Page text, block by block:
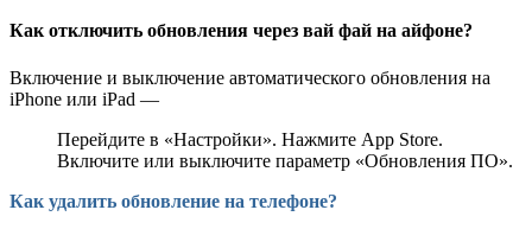
Как отключить обновления через вай фай на айфоне?
Включение и выключение автоматического обновления на
iPhone или iPad —
Перейдите в «Настройки». Нажмите App Store.
Включите или выключите параметр «Обновления ПО».
Как удалить обновление на телефоне?